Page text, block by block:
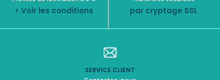
> Voir les conditions par cryptage SSL
SERVICE CLIENT